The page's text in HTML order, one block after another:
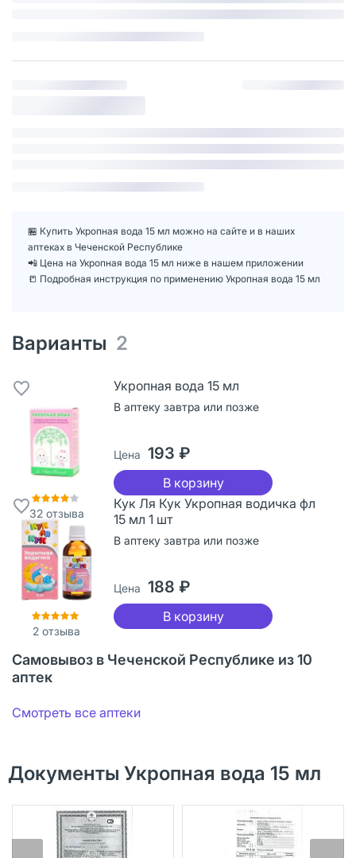
🏪 Купить Укропная вода 15 мл можно на сайте и в наших
аптеках в Чеченской Республике
📲 Цена на Укропная вода 15 мл ниже в нашем приложении
📒 Подробная инструкция по применению Укропная вода 15 мл
Варианты 2
32отзыва
Укропная вода 15 мл
В аптеку завтра или позже
Цена 193 ₽
В корзину
2 отзыва
Кук Ля Кук Укропная водичка фл
15 мл 1 шт
В аптеку завтра или позже
Цена 188 ₽
В корзину
Самовывоз в Чеченской Республике из 10
аптек
Смотреть все аптеки
Документы Укропная вода 15 мл